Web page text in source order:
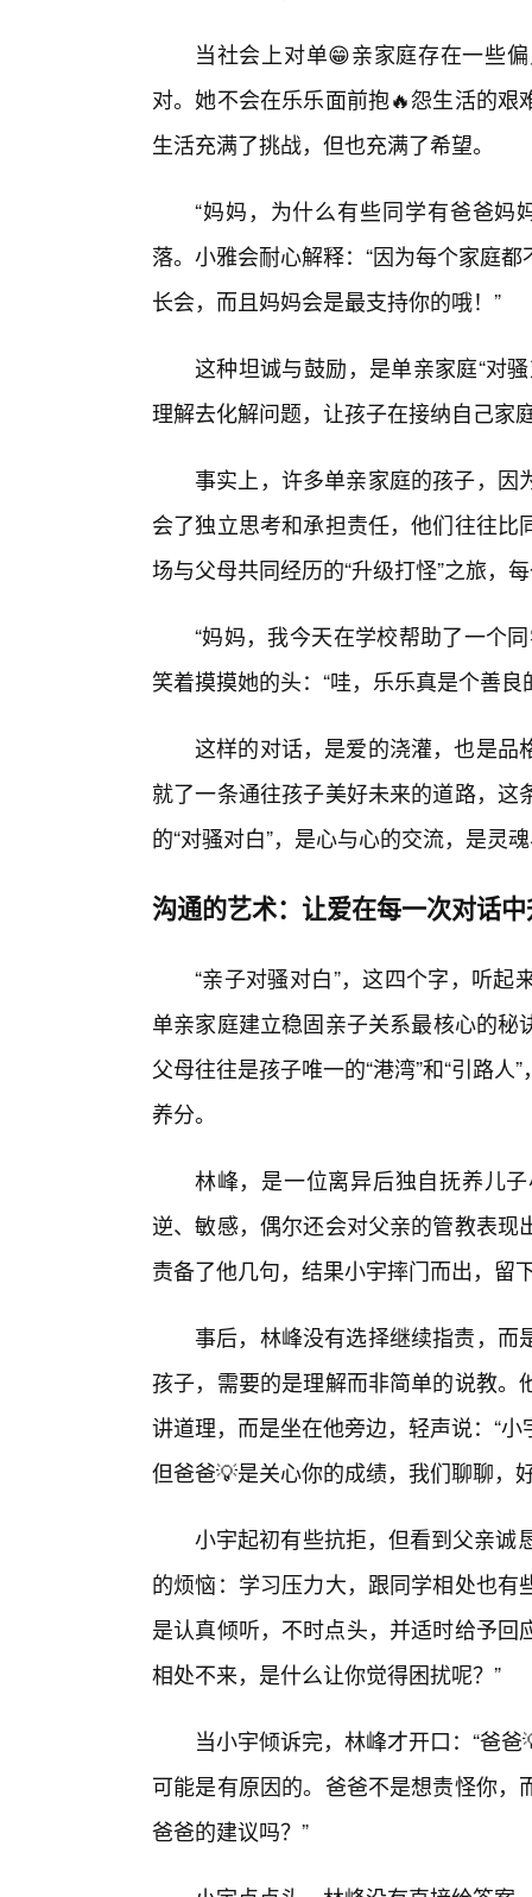
当社会上对单😁亲家庭存在一些
对。她不会在乐乐面前抱🔥怨生活的
生活充满了挑战，但也充满了希望。
“妈妈，为什么有些同学有爸爸妈
落。小雅会耐心解释：“因为每个家庭
长会，而且妈妈会是最支持你的哦！”
这种坦诚与鼓励，是单亲家庭“对
理解去化解问题，让孩子在接纳自己家
事实上，许多单亲家庭的孩子，因
会了独立思考和承担责任，他们往往
场与父母共同经历的“升级打怪”之旅，
“妈妈，我今天在学校帮助了一个
笑着摸摸她的头：“哇，乐乐真是个善
这样的对话，是爱的浇灌，也是品
就了一条通往孩子美好未来的道路，
的“对骚对白”，是心与心的交流，是
沟通的艺术：让爱在每一次对话
“亲子对骚对白”，这四个字，听
单亲家庭建立稳固亲子关系最核心的
父母往往是孩子唯一的“港湾”和“引路
养分。
林峰，是一位离异后独自抚养儿
逆、敏感，偶尔还会对父亲的管教表
责备了他几句，结果小宇摔门而出，留
事后，林峰没有选择继续指责，而
孩子，需要的是理解而非简单的说教
讲道理，而是坐在他旁边，轻声说：“
但爸爸💡是关心你的成绩，我们聊聊，
小宇起初有些抗拒，但看到父亲诚
的烦恼：学习压力大，跟同学相处也
是认真倾听，不时点头，并适时给予回
相处不来，是什么让你觉得困扰呢？”
当小宇倾诉完，林峰才开口：“爸
可能是有原因的。爸爸不是想责怪你
爸爸的建议吗？”